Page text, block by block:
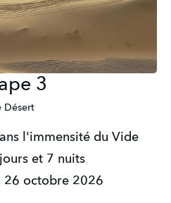
3
Désert
l'immensité du Vide
et 7 nuits
26 octobre 2026